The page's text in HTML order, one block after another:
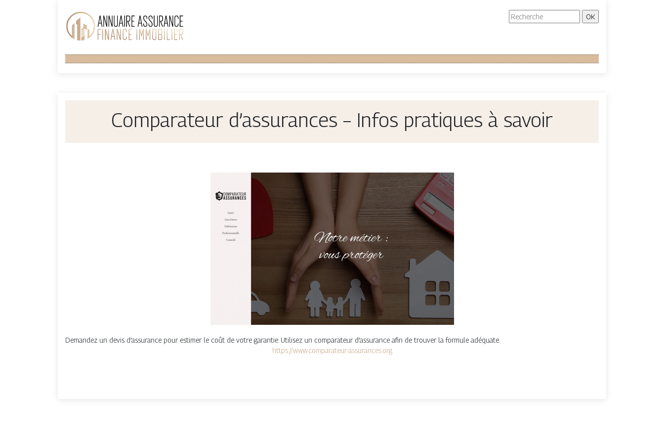
Comparateur d’assurances – Infos pratiques à savoir
Demandez un devis d’assurance pour estimer le coût de votre garantie. Utilisez un comparateur d’assurance afin de trouver la formule adéquate.
https://www.comparateur-assurances.org